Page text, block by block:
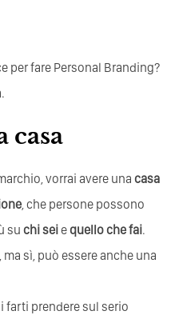
per fare Personal Branding?
casa
vorrai avere una casa
, che persone possono
su chi seiequello che fai.
, ma sì, può essere anche una
farti prendere sul serio